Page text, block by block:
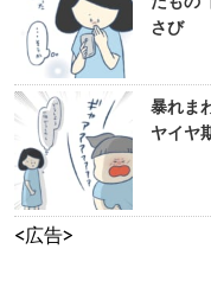
さび
暴れま
ヤイヤ
<広告>